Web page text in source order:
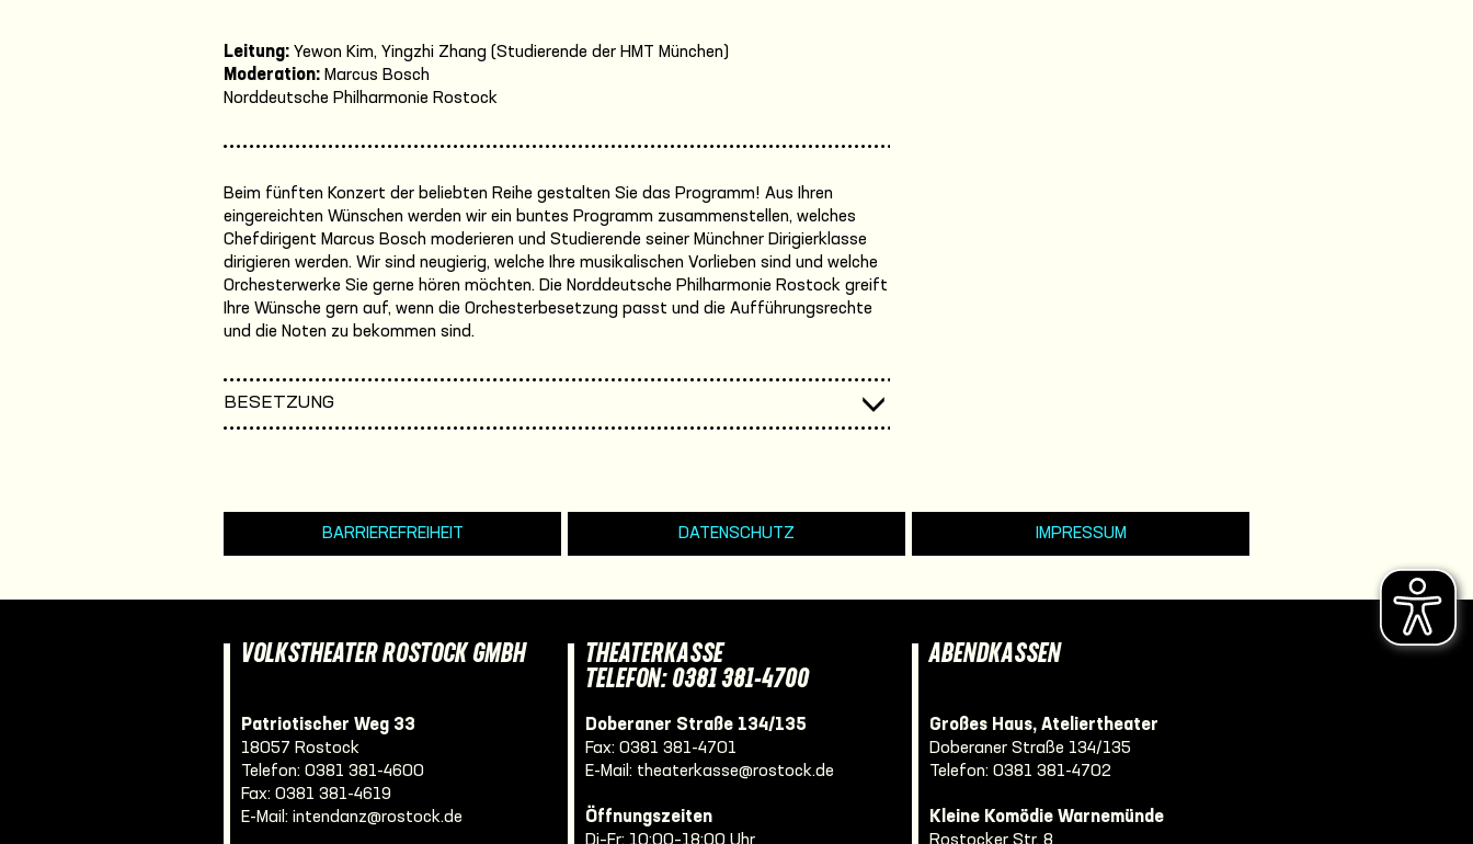
Leitung: Yewon Kim, Yingzhi Zhang (Studierende der HMT München)
Moderation: Marcus Bosch
Norddeutsche Philharmonie Rostock
Beim fünften Konzert der beliebten Reihe gestalten Sie das Programm! Aus Ihren
eingereichten Wünschen werden wir ein buntes Programm zusammenstellen, welches
Chefdirigent Marcus Bosch moderieren und Studierende seiner Münchner Dirigierklasse
dirigieren werden. Wir sind neugierig, welche Ihre musikalischen Vorlieben sind und welche
Orchesterwerke Sie gerne hören möchten. Die Norddeutsche Philharmonie Rostock greift
Ihre Wünsche gern auf, wenn die Orchesterbesetzung passt und die Aufführungsrechte
und die Noten zu bekommen sind.
BESETZUNG
BARRIEREFREIHEIT DATENSCHUTZ IMPRESSUM
VOLKSTHEATER ROSTOCK GMBH
Patriotischer Weg 33
18057 Rostock
Telefon: 0381 381-4600
Fax: 0381 381-4619
E-Mail: intendanz@rostock.de
THEATERKASSE
TELEFON: 0381 381-4700
Doberaner Straße 134/135
Fax: 0381 381-4701
E-Mail: theaterkasse@rostock.de
Öffnungszeiten
ABENDKASSEN
Großes Haus, Ateliertheater
Doberaner Straße 134/135
Telefon: 0381 381-4702
Kleine Komödie Warnemünde